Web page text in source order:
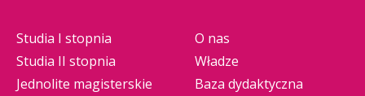
Studia I stopnia
Studia II stopnia
Jednolite magisterskie
O nas
Władze
Baza dydaktyczna